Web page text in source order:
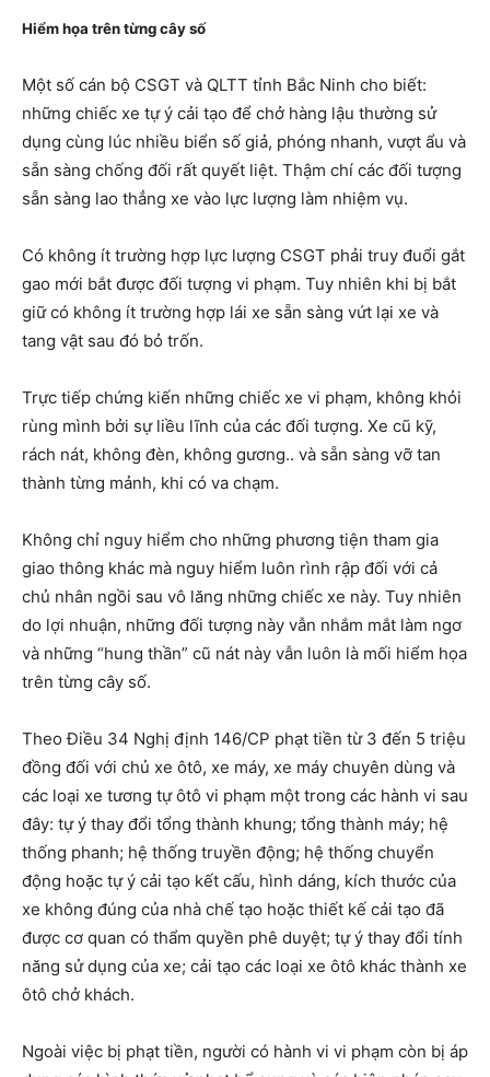
Hiểm họa trên từng cây số
Một số cán bộ CSGT và QLTT tỉnh Bắc Ninh cho biết:
những chiếc xe tự ý cải tạo để chở hàng lậu thường sử
dụng cùng lúc nhiều biển số giả, phóng nhanh, vượt ẩu và
sẵn sàng chống đối rất quyết liệt. Thậm chí các đối tượng
sẵn sàng lao thẳng xe vào lực lượng làm nhiệm vụ.
Có không ít trường hợp lực lượng CSGT phải truy đuổi gắt
gao mới bắt được đối tượng vi phạm. Tuy nhiên khi bị bắt
giữ có không ít trường hợp lái xe sẵn sàng vứt lại xe và
tang vật sau đó bỏ trốn.
Trực tiếp chứng kiến những chiếc xe vi phạm, không khỏi
rùng mình bởi sự liều lĩnh của các đối tượng. Xe cũ kỹ,
rách nát, không đèn, không gương.. và sẵn sàng vỡ tan
thành từng mảnh, khi có va chạm.
Không chỉ nguy hiểm cho những phương tiện tham gia
giao thông khác mà nguy hiểm luôn rình rập đối với cả
chủ nhân ngồi sau vô lăng những chiếc xe này. Tuy nhiên
do lợi nhuận, những đối tượng này vẫn nhắm mắt làm ngơ
và những “hung thần” cũ nát này vẫn luôn là mối hiểm họa
trên từng cây số.
Theo Điều 34 Nghị định 146/CP phạt tiền từ 3 đến 5 triệu
đồng đối với chủ xe ôtô, xe máy, xe máy chuyên dùng và
các loại xe tương tự ôtô vi phạm một trong các hành vi sau
đây: tự ý thay đổi tổng thành khung; tổng thành máy; hệ
thống phanh; hệ thống truyền động; hệ thống chuyển
động hoặc tự ý cải tạo kết cấu, hình dáng, kích thước của
xe không đúng của nhà chế tạo hoặc thiết kế cải tạo đã
được cơ quan có thẩm quyền phê duyệt; tự ý thay đổi tính
năng sử dụng của xe; cải tạo các loại xe ôtô khác thành xe
ôtô chở khách.
Ngoài việc bị phạt tiền, người có hành vi vi phạm còn bị áp